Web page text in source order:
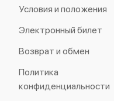
Условия и положения
Электронный билет
Возврат и обмен
Политика
конфиденциальности